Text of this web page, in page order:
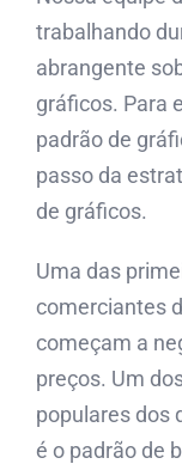
trabalhando
abrangente
gráficos. Para
padrão de
passo da
de gráficos.
Uma das
comerciantes
começam a
preços. Um
populares dos
é o padrão de